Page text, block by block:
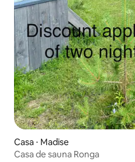
Casa ⋅ Madise
Casa de sauna Ronga